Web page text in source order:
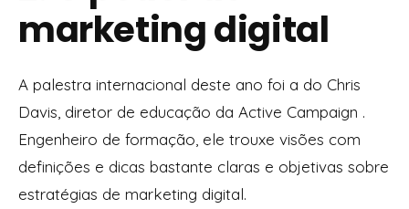
marketing digital
A palestra internacional deste ano foi a do Chris
Davis, diretor de educação da Active Campaign .
Engenheiro de formação, ele trouxe visões com
definições e dicas bastante claras e objetivas sobre
estratégias de marketing digital.